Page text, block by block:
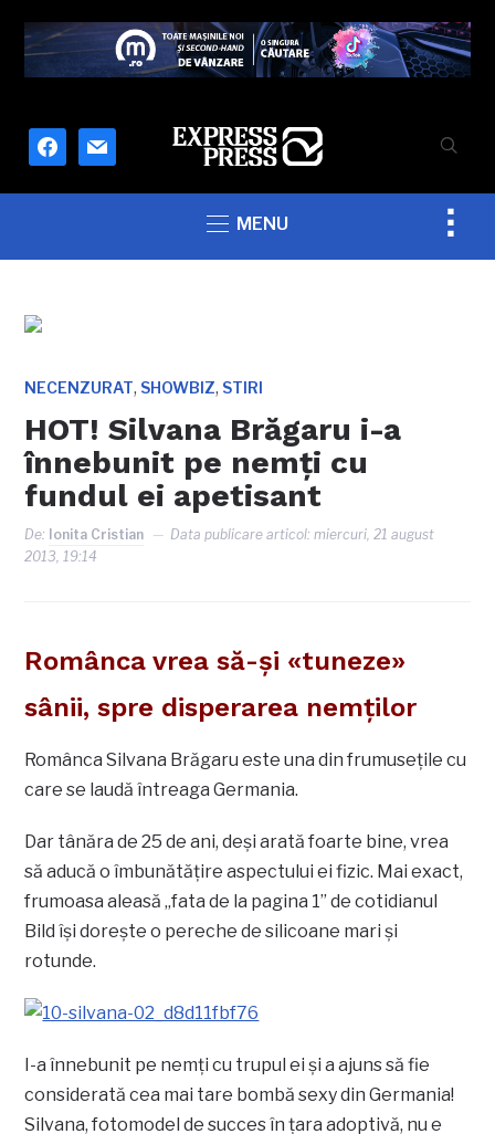
facebook
mail
MENU
NECENZURAT, SHOWBIZ, STIRI
HOT! Silvana Brăgaru i-a
înnebunit pe nemţi cu
fundul ei apetisant
De: Ionita Cristian Data publicare articol:miercuri, 21 august
2013, 19:14
Românca vrea să-şi «tuneze»
sânii, spre disperarea nemţilor
Românca Silvana Brăgaru este una din frumuseţile cu
care se laudă întreaga Germania.
Dar tânăra de 25 de ani, deşi arată foarte bine, vrea
să aducă o îmbunătăţire aspectului ei fizic. Mai exact,
frumoasa aleasă „fata de la pagina 1” de cotidianul
Bild îşi doreşte o pereche de silicoane mari şi
rotunde.
I-a înnebunit pe nemţi cu trupul ei şi a ajuns să fie
considerată cea mai tare bombă sexy din Germania!
Silvana, fotomodel de succes în ţara adoptivă, nu e